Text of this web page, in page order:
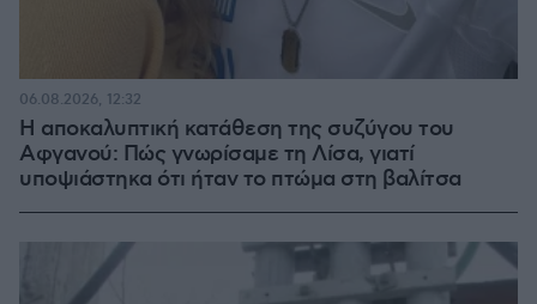
Η αποκαλυπτική κατάθεση της συζύγου του
Αφγανού: Πώς γνωρίσαμε τη Λίσα, γιατί
υποψιάστηκα ότι ήταν το πτώμα στη βαλίτσα
06.08.2026, 12:32